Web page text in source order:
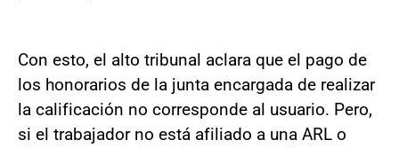
Con esto, el alto tribunal aclara que el pago de
los honorarios de la junta encargada de realizar
la calificación no corresponde al usuario. Pero,
si el trabajador no está afiliado a una ARL o